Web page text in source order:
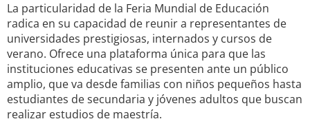
La particularidad de la Feria Mundial de Educación
radica en su capacidad de reunir a representantes de
universidades prestigiosas, internados y cursos de
verano. Ofrece una plataforma única para que las
instituciones educativas se presenten ante un público
amplio, que va desde familias con niños pequeños hasta
estudiantes de secundaria y jóvenes adultos que buscan
realizar estudios de maestría.